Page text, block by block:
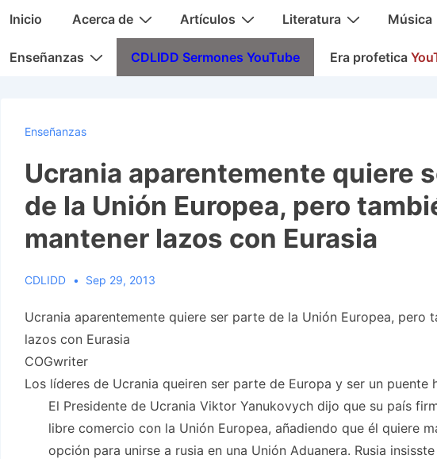
MainInicio Acerca de Artículos Literatura Música
Enseñanzas CDLIDD Sermones YouTube Era profetica
Enseñanzas
Ucrania aparentemente quiere
de la Unión Europea, pero
mantener lazos con Eurasia
CDLIDD Sep 29, 2013
Ucrania aparentemente quiere ser parte de la Unión Europea, pero
lazos con Eurasia
COGwriter
Los líderes de Ucrania queiren ser parte de Europa y ser un puente
El Presidente de Ucrania Viktor Yanukovych dijo que su país
libre comercio con la Unión Europea, añadiendo que él quiere
opción para unirse a rusia en una Unión Aduanera. Rusia